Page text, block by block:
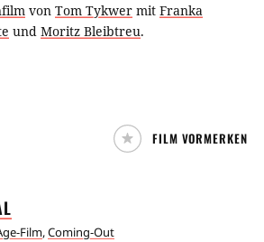
von Tom Tykwer mit Franka
und Moritz Bleibtreu.
FILM VORMERKEN
Film,Coming-Out